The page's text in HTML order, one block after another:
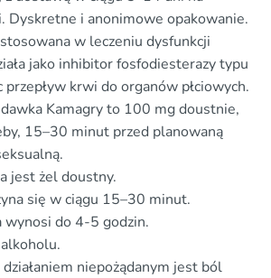
Dyskretne i anonimowe opakowanie.
w leczeniu dysfunkcji
jako inhibitor fosfodiesterazy typu
przepływ krwi do organów płciowych.
Kamagry to 100 mg doustnie,
15–30 minut przed planowaną
jest żel doustny.
się w ciągu 15–30 minut.
wynosi do 4-5 godzin.
niepożądanym jest ból